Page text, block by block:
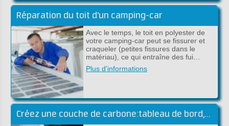
Réparation du toit d'un camping-car
Avec le temps, le toit en polyester de
votre camping-car peut se fissurer et
craqueler (petites fissures dans le
matériau), ce qui entraîne des fui…
Plus d'informations
Créez une couche de carbone:tableau de bord,capot et scooter